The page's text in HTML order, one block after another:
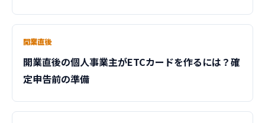
開業直後
開業直後の個人事業主がETCカードを作るには？確
定申告前の準備